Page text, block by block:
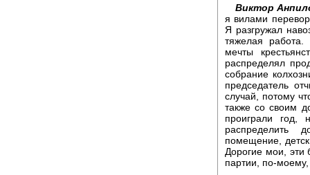
Виктор
я вилами
Я разгружал
тяжелая работа.
мечты
распределял
собрание
председатель
случай, потому
также со своим
проиграли год,
распределить
помещение,
Дорогие мои, эти
партии, по-